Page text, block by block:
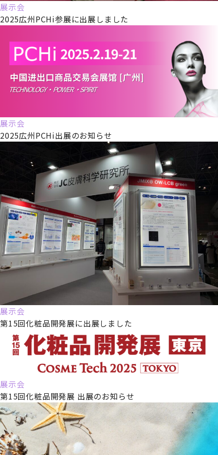
展示会
2025広州PCHi参展に出展しました
展示会
2025広州PCHi出展のお知らせ
展示会
第15回化粧品開発展に出展しました
展示会
第15回化粧品開発展 出展のお知らせ